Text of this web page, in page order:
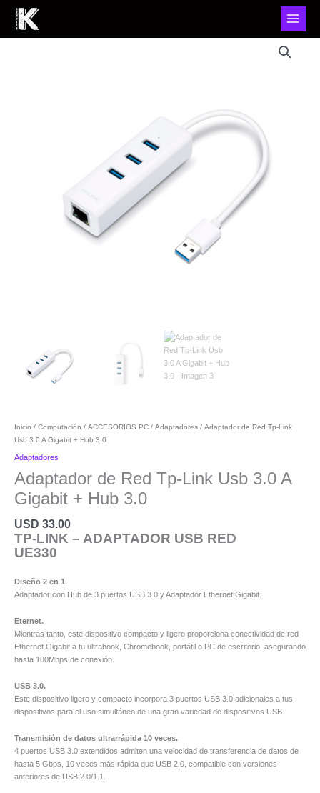
Inicio / Computación / ACCESORIOS PC / Adaptadores / Adaptador de Red Tp-Link
Usb 3.0 A Gigabit + Hub 3.0
Adaptadores
Adaptador de Red Tp-Link Usb 3.0 A
Gigabit + Hub 3.0
USD 33.00
TP-LINK – ADAPTADOR USB RED
UE330
Diseño 2 en 1.
Adaptador con Hub de 3 puertos USB 3.0 y Adaptador Ethernet Gigabit.
Eternet.
Mientras tanto, este dispositivo compacto y ligero proporciona conectividad de red
Ethernet Gigabit a tu ultrabook, Chromebook, portátil o PC de escritorio, asegurando
hasta 100Mbps de conexión.
USB 3.0.
Este dispositivo ligero y compacto incorpora 3 puertos USB 3.0 adicionales a tus
dispositivos para el uso simultáneo de una gran variedad de dispositivos USB.
Transmisión de datos ultrarrápida 10 veces.
4 puertos USB 3.0 extendidos admiten una velocidad de transferencia de datos de
hasta 5 Gbps, 10 veces más rápida que USB 2.0, compatible con versiones
anteriores de USB 2.0/1.1.
Adaptador